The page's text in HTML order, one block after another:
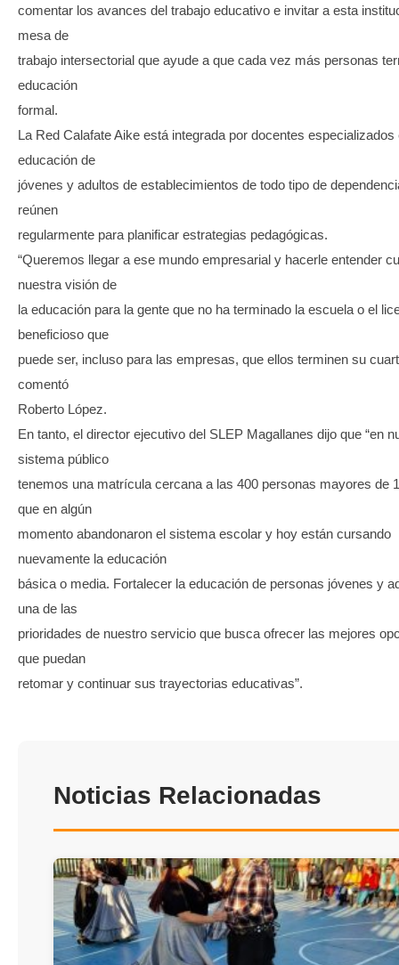
comentar los avances del trabajo educativo e invitar a esta
mesa de
trabajo intersectorial que ayude a que cada vez más personas
educación
formal.
La Red Calafate Aike está integrada por docentes especializados
educación de
jóvenes y adultos de establecimientos de todo tipo de
reúnen
regularmente para planificar estrategias pedagógicas.
“Queremos llegar a ese mundo empresarial y hacerle entender
nuestra visión de
la educación para la gente que no ha terminado la escuela o el
beneficioso que
puede ser, incluso para las empresas, que ellos terminen su
comentó
Roberto López.
En tanto, el director ejecutivo del SLEP Magallanes dijo que “en
sistema público
tenemos una matrícula cercana a las 400 personas mayores de
que en algún
momento abandonaron el sistema escolar y hoy están cursando
nuevamente la educación
básica o media. Fortalecer la educación de personas jóvenes y
una de las
prioridades de nuestro servicio que busca ofrecer las mejores
que puedan
retomar y continuar sus trayectorias educativas”.
Noticias Relacionadas